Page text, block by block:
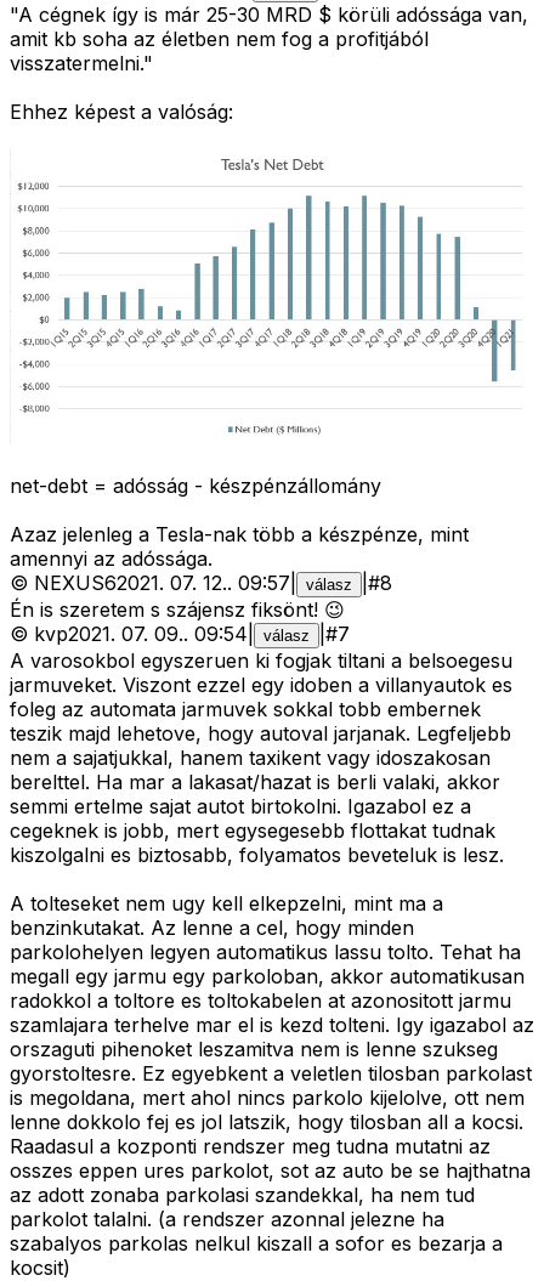
"A cégnek így is már 25-30 MRD $ körüli adóssága van,
amit kb soha az életben nem fog a profitjából
visszatermelni."
Ehhez képest a valóság:
net-debt = adósság - készpénzállomány
Azaz jelenleg a Tesla-nak több a készpénze, mint
amennyi az adóssága.
© NEXUS62021. 07. 12.. 09:57 válasz #8
Én is szeretem s szájensz fiksönt! 😉
© kvp2021. 07. 09.. 09:54 válasz #7
A varosokbol egyszeruen ki fogjak tiltani a belsoegesu
jarmuveket. Viszont ezzel egy idoben a villanyautok es
foleg az automata jarmuvek sokkal tobb embernek
teszik majd lehetove, hogy autoval jarjanak. Legfeljebb
nem a sajatjukkal, hanem taxikent vagy idoszakosan
berelttel. Ha mar a lakasat/hazat is berli valaki, akkor
semmi ertelme sajat autot birtokolni. Igazabol ez a
cegeknek is jobb, mert egysegesebb flottakat tudnak
kiszolgalni es biztosabb, folyamatos beveteluk is lesz.
A tolteseket nem ugy kell elkepzelni, mint ma a
benzinkutakat. Az lenne a cel, hogy minden
parkolohelyen legyen automatikus lassu tolto. Tehat ha
megall egy jarmu egy parkoloban, akkor automatikusan
radokkol a toltore es toltokabelen at azonositott jarmu
szamlajara terhelve mar el is kezd tolteni. Igy igazabol az
orszaguti pihenoket leszamitva nem is lenne szukseg
gyorstoltesre. Ez egyebkent a veletlen tilosban parkolast
is megoldana, mert ahol nincs parkolo kijelolve, ott nem
lenne dokkolo fej es jol latszik, hogy tilosban all a kocsi.
Raadasul a kozponti rendszer meg tudna mutatni az
osszes eppen ures parkolot, sot az auto be se hajthatna
az adott zonaba parkolasi szandekkal, ha nem tud
parkolot talalni. (a rendszer azonnal jelezne ha
szabalyos parkolas nelkul kiszall a sofor es bezarja a
kocsit)